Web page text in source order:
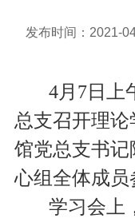
发布时间：2021-
4月7日上
总支召开理论
馆党总支书记
心组全体成员
学习会上